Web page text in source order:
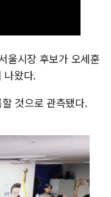
울시장 후보가 오세훈
나왔다.
것으로 관측됐다.